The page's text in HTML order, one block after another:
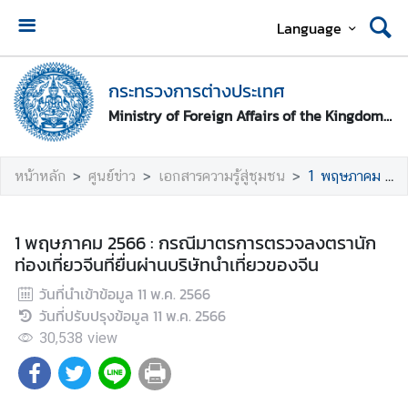
Language
กระทรวงการต่างประเทศ
Ministry of Foreign Affairs of the Kingdom of Thailand
ห
น้
า
ห
ลั
ก
ะ
ท
ร
ว
ง
ก
า
หน้าหลัก ศูนย์ข่าว เอกสารความรู้สู่ชุมชน 1 พฤษภาคม 2566 : กรณีมาตรการตรวจลงตรานักท่องเที่ยวจีนที่ยื่นผ่านบริษัทนําเที่ยวของจีน
1 พฤษภาคม 2566 : กรณีมาตรการตรวจลงตรานัก
ท่องเที่ยวจีนที่ยื่นผ่านบริษัทนําเที่ยวของจีน
วันที่นำเข้าข้อมูล 11 พ.ค. 2566
วันที่ปรับปรุงข้อมูล 11 พ.ค. 2566
30,538 view